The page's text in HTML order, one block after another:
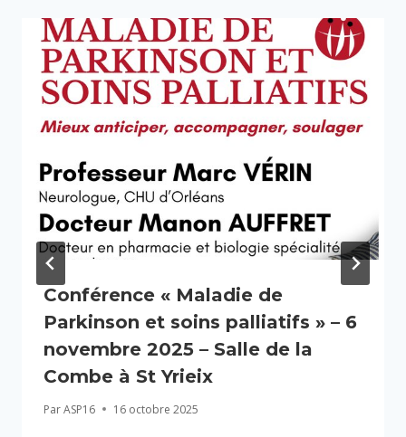
Conférence « Maladie de
Parkinson et soins palliatifs » – 6
novembre 2025 – Salle de la
Combe à St Yrieix
ParASP16 16 octobre 2025